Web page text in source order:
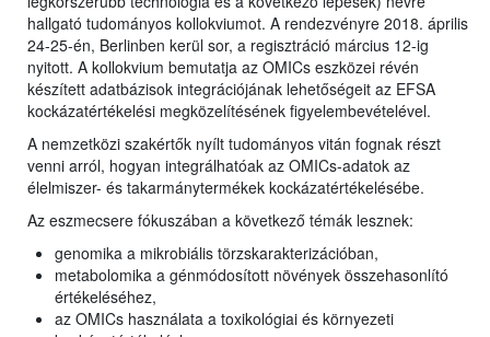
hallgató tudományos kollokviumot. A rendezvényre 2018. április
24-25-én, Berlinben kerül sor, a regisztráció március 12-ig
nyitott. A kollokvium bemutatja az OMICs eszközei révén
készített adatbázisok integrációjának lehetőségeit az EFSA
kockázatértékelési megközelítésének figyelembevételével.
A nemzetközi szakértők nyílt tudományos vitán fognak részt
venni arról, hogyan integrálhatóak az OMICs-adatok az
élelmiszer- és takarmánytermékek kockázatértékelésébe.
Az eszmecsere fókuszában a következő témák lesznek:
genomika a mikrobiális törzskarakterizációban,
metabolomika a génmódosított növények összehasonlító
értékeléséhez,
az OMICs használata a toxikológiai és környezeti